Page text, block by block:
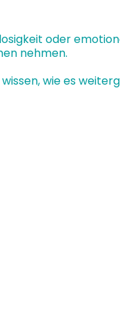
oder
nehmen.
wie es